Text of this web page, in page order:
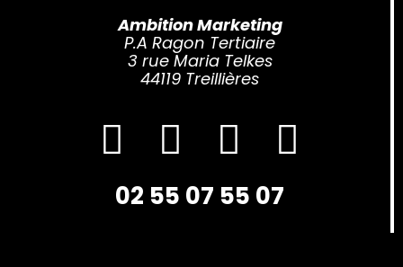
Ambition Marketing
P.A Ragon Tertiaire
3 rue Maria Telkes
44119 Treillières
02 55 07 55 07